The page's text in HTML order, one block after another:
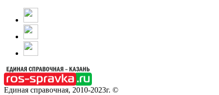
Единая справочная, 2010-2023г. ©